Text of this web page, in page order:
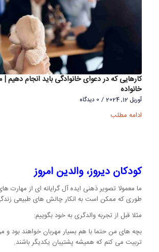
کارهایی که در دعوای خانوادگی باید انجام دهیم
خانواده
آوریل 12, 2024 / 0 دیدگاه
ادامه مطلب
کودکان دیروز، والدین امروز
ما معمولا تصویر ذهنی ایده آل گرایانه ای از مهارت
طوری که ممکن است به انکار چالش های طبیعی
مثلا قبل از تجربه والدگری به خود بگوییم:
بچه های من حتما با هم بسیار مهربان خواهند بود و
تربیت می کنم که همیشه پشتیبان یکدیگر باشند.